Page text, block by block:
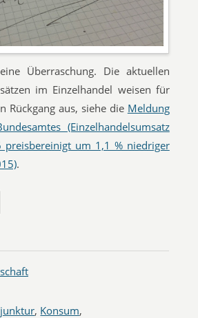
Überraschung. Die aktuellen
im Einzelhandel weisen für
Rückgang aus, siehe die Meldung
(Einzelhandelsumsatz
preisbereinigt um 1,1 % niedriger
.
, Konsum,